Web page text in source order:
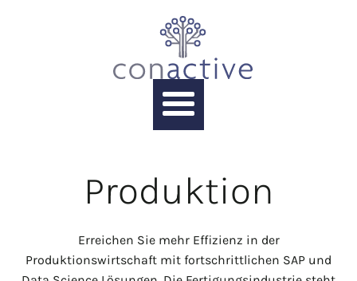
Produktion
Erreichen Sie mehr Effizienz in der
Produktionswirtschaft mit fortschrittlichen SAP und